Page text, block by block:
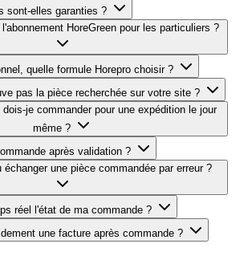
sont-elles garanties ?
HoreGreen pour les particuliers ?
quelle formule Horepro choisir ?
pas la pièce recherchée sur votre site ?
je commander pour une expédition le jour
même ?
après validation ?
échanger une pièce commandée par erreur ?
réel l'état de ma commande ?
une facture après commande ?